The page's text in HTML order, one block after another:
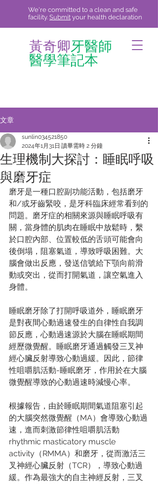
黃奇卿牙醫師
醫學筆記本
We're committed to a clean and safe
facility. Submit your health declaration
文章
生理機制大探討：睡眠呼吸
與磨牙症
sunlin034521850
2024年1月31日 讀畢需時 2 分鐘
磨牙是一種口腔副功能活動，包括磨牙
和/或牙齒緊咬，是牙科臨床經常看到的
問題。磨牙症的相關來源與睡眠呼吸有
關，當身體的肌肉在睡眠中放鬆時，繫
於口腔內部、位置較低的舌頭可能會向
後倒塌，阻塞氣道，導致呼吸困難。大
腦會做出反應，發送信號給下顎向前滑
動或突出，從而打開氣道，讓空氣進入
身體。
睡眠磨牙除了打開呼吸道外，睡眠磨牙
是對夜間心動過速發生的自律性自我調
節反應，心動過速源於大腦在睡眠期間
經歷微覺醒。睡眠磨牙通過觸發三叉神
經心臟反射導致心動過緩。因此，節律
性咀嚼肌活動-睡眠磨牙，作用於在大腦
微覺醒導致的心動過速時減慢心率。
根據報告，由於睡眠期間氣道阻塞引起
的大腦突然微覺醒（MA）會導致心動過
速，進而刺激節律性咀嚼肌活動
rhythmic masticatory muscle
activity（RMMA）和磨牙，從而激活三
叉神經心臟反射（TCR），導致心動過
緩。作為最強大的自主神經反射，三叉